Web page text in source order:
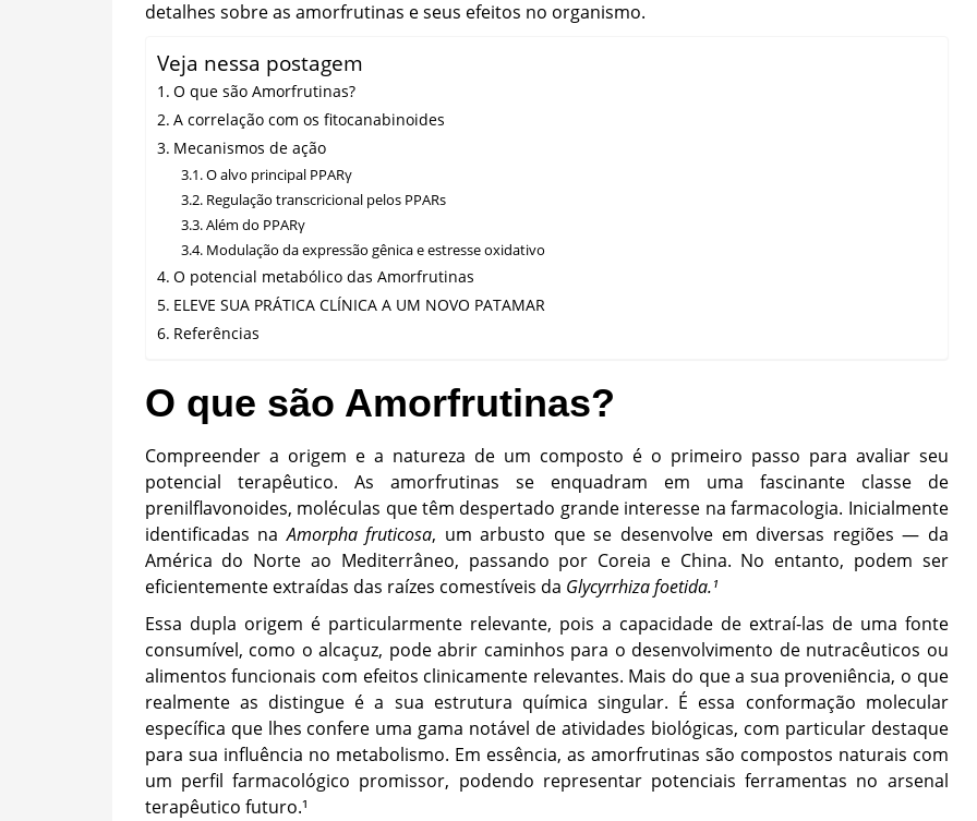
detalhes sobre as amorfrutinas e seus efeitos no organismo.
Veja nessa postagem
O que são Amorfrutinas?
A correlação com os fitocanabinoides
Mecanismos de ação
O alvo principal PPARγ
Regulação transcricional pelos PPARs
Além do PPARγ
Modulação da expressão gênica e estresse oxidativo
O potencial metabólico das Amorfrutinas
ELEVE SUA PRÁTICA CLÍNICA A UM NOVO PATAMAR
Referências
O que são Amorfrutinas?
Compreender a origem e a natureza de um composto é o primeiro passo para avaliar seu
potencial terapêutico. As amorfrutinas se enquadram em uma fascinante classe de
prenilflavonoides, moléculas que têm despertado grande interesse na farmacologia. Inicialmente
identificadas naAmorpha fruticosa, um arbusto que se desenvolve em diversas regiões — da
América do Norte ao Mediterrâneo, passando por Coreia e China. No entanto, podem ser
eficientemente extraídas das raízes comestíveis da Glycyrrhiza foetida.¹
Essa dupla origem é particularmente relevante, pois a capacidade de extraí-las de uma fonte
consumível, como o alcaçuz, pode abrir caminhos para o desenvolvimento de nutracêuticos ou
alimentos funcionais com efeitos clinicamente relevantes. Mais do que a sua proveniência, o que
realmente as distingue é a sua estrutura química singular. É essa conformação molecular
específica que lhes confere uma gama notável de atividades biológicas, com particular destaque
para sua influência no metabolismo. Em essência, as amorfrutinas são compostos naturais com
um perfil farmacológico promissor, podendo representar potenciais ferramentas no arsenal
terapêutico futuro.¹